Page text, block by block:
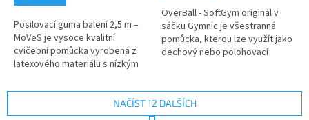
Posilovací guma balení 2,5 m –
MoVeS je vysoce kvalitní
cvičební pomůcka vyrobená z
latexového materiálu s nízkým
její dlouhou životnost a
hvězdiček.
OverBall - SoftGym originál v
sáčku Gymnic je všestranná
pomůcka, kterou lze využít jako
dechový nebo polohovací
NAČÍST 12 DALŠÍCH